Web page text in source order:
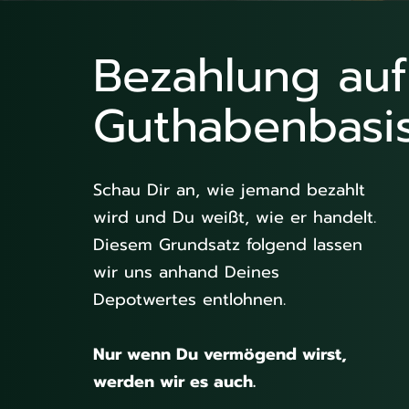
Bezahlung auf
Schau Dir an, wie jemand bezahlt
wird und Du weißt, wie er handelt.
Diesem Grundsatz folgend lassen
wir uns anhand Deines
Depotwertes entlohnen.
Nur wenn Du vermögend wirst,
werden wir es auch.